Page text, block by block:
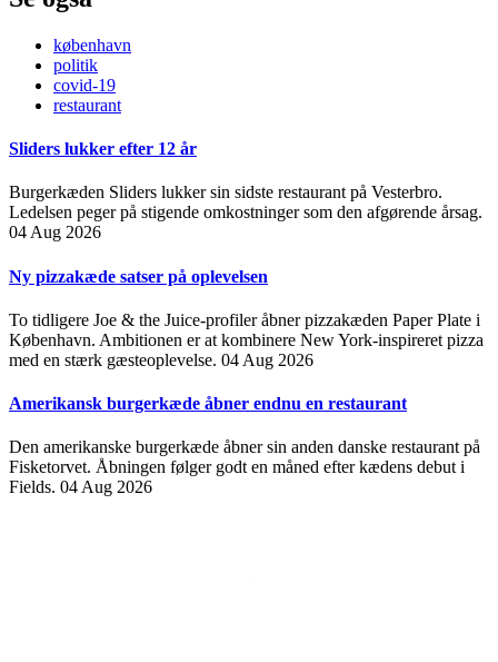
københavn
politik
covid-19
restaurant
Sliders lukker efter 12 år
Burgerkæden Sliders lukker sin sidste restaurant på Vesterbro.
Ledelsen peger på stigende omkostninger som den afgørende årsag.
04 Aug 2026
Ny pizzakæde satser på oplevelsen
To tidligere Joe & the Juice-profiler åbner pizzakæden Paper Plate i
København. Ambitionen er at kombinere New York-inspireret pizza
med en stærk gæsteoplevelse. 04 Aug 2026
Amerikansk burgerkæde åbner endnu en restaurant
Den amerikanske burgerkæde åbner sin anden danske restaurant på
Fisketorvet. Åbningen følger godt en måned efter kædens debut i
Fields. 04 Aug 2026